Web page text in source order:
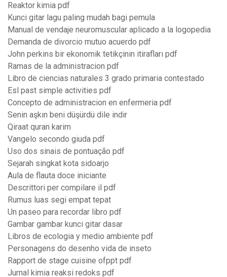
Reaktor kimia pdf
Kunci gitar lagu paling mudah bagi pemula
Manual de vendaje neuromuscular aplicado a la logopedia
Demanda de divorcio mutuo acuerdo pdf
John perkins bir ekonomik tetikçinin itirafları pdf
Ramas de la administracion pdf
Libro de ciencias naturales 3 grado primaria contestado
Esl past simple activities pdf
Concepto de administracion en enfermeria pdf
Senin aşkın beni düşürdü dile indir
Qiraat quran karim
Vangelo secondo giuda pdf
Uso dos sinais de pontuação pdf
Sejarah singkat kota sidoarjo
Aula de flauta doce iniciante
Descrittori per compilare il pdf
Rumus luas segi empat tepat
Un paseo para recordar libro pdf
Gambar gambar kunci gitar dasar
Libros de ecologia y medio ambiente pdf
Personagens do desenho vida de inseto
Rapport de stage cuisine ofppt pdf
Jurnal kimia reaksi redoks pdf